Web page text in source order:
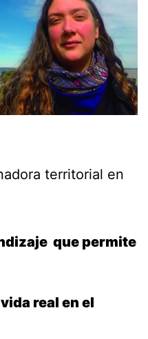
territorial en
que permite
real en el